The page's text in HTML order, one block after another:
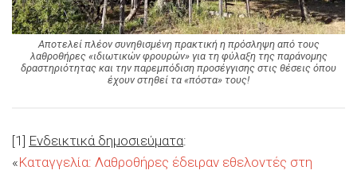
Αποτελεί πλέον συνηθισμένη πρακτική η πρόσληψη από τους
λαθροθήρες «ιδιωτικών φρουρών» για τη φύλαξη της παράνομης
δραστηριότητας και την παρεμπόδιση προσέγγισης στις θέσεις όπου
έχουν στηθεί τα «πόστα» τους!
[1] Ενδεικτικά δημοσιεύματα:
«Καταγγελία: Λαθροθήρες έδειραν εθελοντές στη